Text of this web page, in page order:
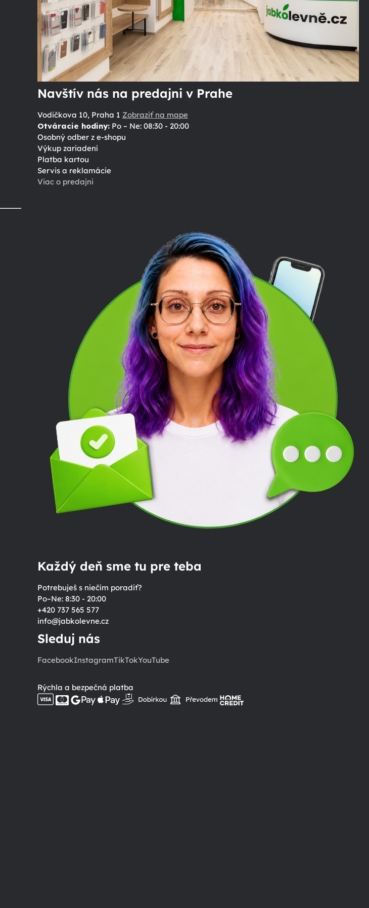
Navštív nás na predajni v Prahe
Vodičkova 10, Praha 1 Zobraziť na mape
Otváracie hodiny:Po – Ne: 08:30 - 20:00
Osobný odber z e-shopu
Výkup zariadení
Platba kartou
Servis a reklamácie
Viac o predajni
Každý deň sme tu pre teba
Potrebuješ s niečím poradiť?
Po–Ne: 8:30 - 20:00
+420 737 565 577
info@jabkolevne.cz
Sleduj nás
FacebookInstagramTikTokYouTube
Rýchla a bezpečná platba